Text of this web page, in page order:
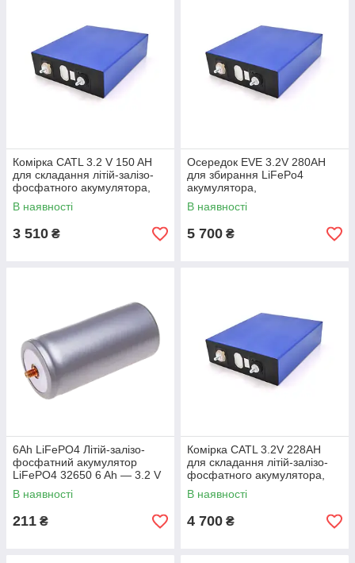
Комірка CATL 3.2 V 150 AH
для складання літій-залізо-
фосфатного акумулятора,
3500 циклів, 205 х 33 х 200
мм Q5
В наявності
3 510 ₴
Осередок EVE 3.2V 280AH
для збирання LiFePo4
акумулятора,
(174х72х204(220)) мм Q5
В наявності
5 700 ₴
6Ah LiFePO4 Літій-залізо-
фосфатний акумулятор
LiFePO4 32650 6 Ah — 3.2 V
В наявності
211 ₴
Комірка CATL 3.2V 228AH
для складання літій-залізо-
фосфатного акумулятора,
7000 циклів, 173 х 41 х 203
мм Q4
В наявності
4 700 ₴